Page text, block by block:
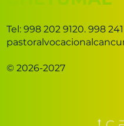
Tel: 998 202 9120. 998
© 2026-2027